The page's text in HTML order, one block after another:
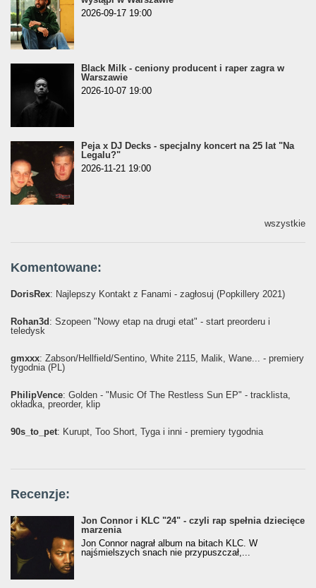
2026-09-17 19:00
Black Milk - ceniony producent i raper zagra w
Warszawie
2026-10-07 19:00
Peja x DJ Decks - specjalny koncert na 25 lat "Na
Legalu?"
2026-11-21 19:00
wszystkie
Komentowane:
DorisRex: Najlepszy Kontakt z Fanami - zagłosuj (Popkillery 2021)
Rohan3d: Szopeen "Nowy etap na drugi etat" - start preorderu i
teledysk
gmxxx: Żabson/Hellfield/Sentino, White 2115, Malik, Wane... - premiery
tygodnia (PL)
PhilipVence: Golden - "Music Of The Restless Sun EP" - tracklista,
okładka, preorder, klip
90s_to_pet: Kurupt, Too Short, Tyga i inni - premiery tygodnia
Recenzje:
Jon Connor i KLC "24" - czyli rap spełnia dziecięce
marzenia
Jon Connor nagrał album na bitach KLC. W
najśmielszych snach nie przypuszczał,...